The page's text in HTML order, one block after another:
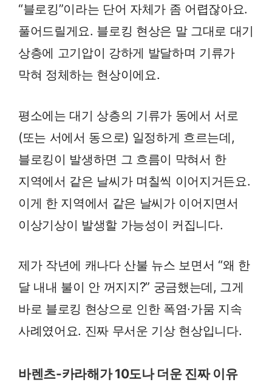
“블로킹”이라는 단어 자체가 좀 어렵잖아요.
풀어드릴게요. 블로킹 현상은 말 그대로 대기
상층에 고기압이 강하게 발달하며 기류가
막혀 정체하는 현상이에요.
평소에는 대기 상층의 기류가 동에서 서로
(또는 서에서 동으로) 일정하게 흐르는데,
블로킹이 발생하면 그 흐름이 막혀서 한
지역에서 같은 날씨가 며칠씩 이어지거든요.
이게 한 지역에서 같은 날씨가 이어지면서
이상기상이 발생할 가능성이 커집니다.
제가 작년에 캐나다 산불 뉴스 보면서 “왜 한
달 내내 불이 안 꺼지지?” 궁금했는데, 그게
바로 블로킹 현상으로 인한 폭염·가뭄 지속
사례였어요. 진짜 무서운 기상 현상입니다.
바렌츠-카라해가 10도나 더운 진짜 이유